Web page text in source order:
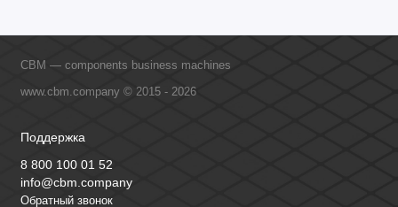
CBM — components business machines
www.cbm.company © 2015 - 2026
Поддержка
8 800 100 01 52
info@cbm.company
Обратный звонок